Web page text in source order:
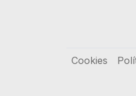
Cookies